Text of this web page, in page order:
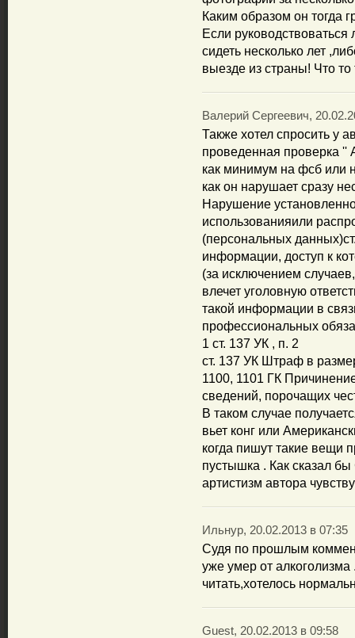
Каким образом он тогда
Если
сидеть несколько лет
выезде из страны! Что то
Валерий Сергеевич,
Также хотел спросить у
проведенная проверка ''
как минимум на фсб или
как он нарушает сразу
Нарушение
использованияили
(персональных
информации, доступ к
(за исключением
влечет уголовную
такой информации в
профессиональных
1 ст. 137 УК , п. 2
ст. 137 УК Штраф в
1100, 1101 ГК
сведений, порочащих
В таком случае
вьет конг или
когда пишут такие вещи
пустышка . Как сказал
артистизм автора
Ильнур, 20.02.2013 в 07:35
Судя по прошлым
уже умер от
читать,хотелось
Guest, 20.02.2013 в 09:58